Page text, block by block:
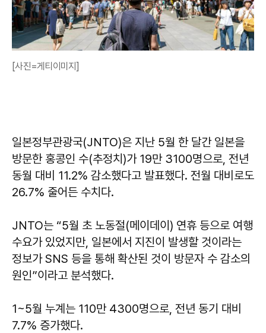
[사진=게티이미지]
일본정부관광국(JNTO)은 지난 5월 한 달간 일본을
방문한 홍콩인 수(추정치)가 19만 3100명으로, 전년
동월 대비 11.2% 감소했다고 발표했다. 전월 대비로도
26.7% 줄어든 수치다.
JNTO는 “5월 초 노동절(메이데이) 연휴 등으로 여행
수요가 있었지만, 일본에서 지진이 발생할 것이라는
정보가 SNS 등을 통해 확산된 것이 방문자 수 감소의
원인”이라고 분석했다.
1~5월 누계는 110만 4300명으로, 전년 동기 대비
7.7% 증가했다.